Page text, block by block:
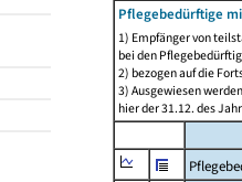
Pflegebedürftige
1) Empfänger von
bei den
2) bezogen auf die
3) Ausgewiesen
hier der 31.12. des